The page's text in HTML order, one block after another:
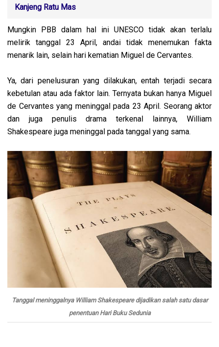
Kanjeng Ratu Mas
Mungkin PBB dalam hal ini UNESCO tidak akan terlalu
melirik tanggal 23 April, andai tidak menemukan fakta
menarik lain, selain hari kematian Miguel de Cervantes.
Ya, dari penelusuran yang dilakukan, entah terjadi secara
kebetulan atau ada faktor lain. Ternyata bukan hanya Miguel
de Cervantes yang meninggal pada 23 April. Seorang aktor
dan juga penulis drama terkenal lainnya, William
Shakespeare juga meninggal pada tanggal yang sama.
Tanggal meninggalnya William Shakespeare dijadikan salah satu dasar
penentuan Hari Buku Sedunia